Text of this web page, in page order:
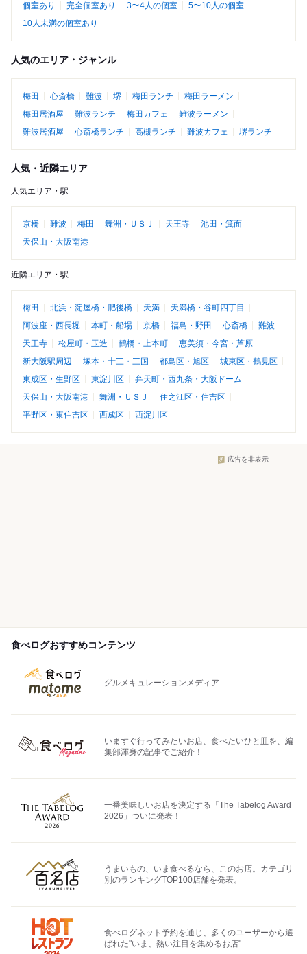
個室あり 完全個室あり 3〜4人の個室
5〜10人の個室
10人未満の個室あり
人気のエリア・ジャンル
梅田 心斎橋 難波 堺 梅田ランチ
梅田ラーメン
梅田居酒屋
難波ランチ 梅田カフェ
難波ラーメン
難波居酒屋
心斎橋ランチ 高槻ランチ 難波カフェ 堺ランチ
人気・近隣エリア
人気エリア・駅
京橋 難波 梅田 舞洲・ＵＳＪ 天王寺
池田・箕面
天保山・大阪南港
近隣エリア・駅
梅田 北浜・淀屋橋・肥後橋 天満
天満橋・谷町四丁目
阿波座・西長堀
本町・船場 京橋 福島・野田 心斎橋
難波
天王寺
松屋町・玉造 鶴橋・上本町
恵美須・今宮・芦原
新大阪駅周辺
塚本・十三・三国 都島区・旭区
城東区・鶴見区
東成区・生野区
東淀川区
弁天町・西九条・大阪ドーム
天保山・大阪南港
舞洲・ＵＳＪ
住之江区・住吉区
平野区・東住吉区
西成区 西淀川区
広告を非表示
食べログおすすめコンテンツ
グルメキュレーションメディア
いますぐ行ってみたいお店、食べたいひと皿を、編
集部渾身の記事でご紹介！
一番美味しいお店を決定する「The Tabelog Award
2026」ついに発表！
うまいもの、いま食べるなら、このお店。カテゴリ
別のランキングTOP100店舗を発表。
食べログネット予約を通じ、多くのユーザーから選
ばれた"いま、熱い注目を集めるお店"